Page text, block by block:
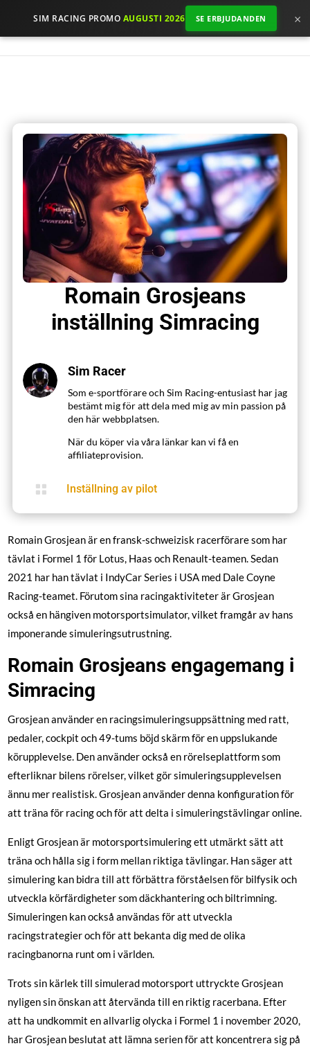
SIM RACING PROMO AUGUSTI 2026 SE ERBJUDANDEN ×
Romain Grosjeans
inställning Simracing
Sim Racer
Som e-sportförare och Sim Racing-entusiast har jag
bestämt mig för att dela med mig av min passion på
den här webbplatsen.
När du köper via våra länkar kan vi få en
affiliateprovision.
 Inställning av pilot
Romain Grosjean är en fransk-schweizisk racerförare som har
tävlat i Formel 1 för Lotus, Haas och Renault-teamen. Sedan
2021 har han tävlat i IndyCar Series i USA med Dale Coyne
Racing-teamet. Förutom sina racingaktiviteter är Grosjean
också en hängiven motorsportsimulator, vilket framgår av hans
imponerande simuleringsutrustning.
Romain Grosjeans engagemang i
Simracing
Grosjean använder en racingsimuleringsuppsättning med ratt,
pedaler, cockpit och 49-tums böjd skärm för en uppslukande
körupplevelse. Den använder också en rörelseplattform som
efterliknar bilens rörelser, vilket gör simuleringsupplevelsen
ännu mer realistisk. Grosjean använder denna konfiguration för
att träna för racing och för att delta i simuleringstävlingar online.
Enligt Grosjean är motorsportsimulering ett utmärkt sätt att
träna och hålla sig i form mellan riktiga tävlingar. Han säger att
simulering kan bidra till att förbättra förståelsen för bilfysik och
utveckla körfärdigheter som däckhantering och biltrimning.
Simuleringen kan också användas för att utveckla
racingstrategier och för att bekanta dig med de olika
racingbanorna runt om i världen.
Trots sin kärlek till simulerad motorsport uttryckte Grosjean
nyligen sin önskan att återvända till en riktig racerbana. Efter
att ha undkommit en allvarlig olycka i Formel 1 i november 2020,
har Grosjean beslutat att lämna serien för att koncentrera sig på